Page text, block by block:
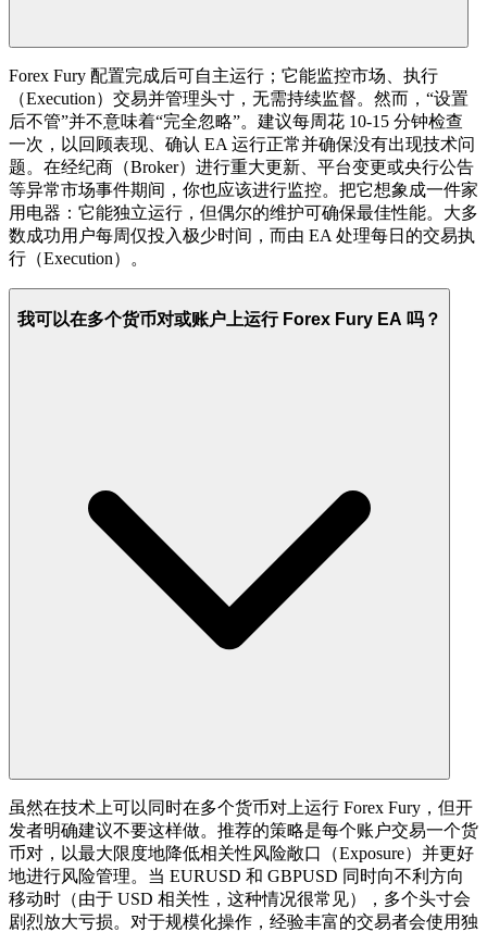
Forex Fury 配置完成后可自主运行；它能监控市场、执行
（Execution）交易并管理头寸，无需持续监督。然而，“设置
后不管”并不意味着“完全忽略”。建议每周花 10-15 分钟检查
一次，以回顾表现、确认 EA 运行正常并确保没有出现技术问
题。在经纪商（Broker）进行重大更新、平台变更或央行公告
等异常市场事件期间，你也应该进行监控。把它想象成一件家
用电器：它能独立运行，但偶尔的维护可确保最佳性能。大多
数成功用户每周仅投入极少时间，而由 EA 处理每日的交易执
行（Execution）。
我可以在多个货币对或账户上运行 Forex Fury EA 吗？
虽然在技术上可以同时在多个货币对上运行 Forex Fury，但开
发者明确建议不要这样做。推荐的策略是每个账户交易一个货
币对，以最大限度地降低相关性风险敞口（Exposure）并更好
地进行风险管理。当 EURUSD 和 GBPUSD 同时向不利方向
移动时（由于 USD 相关性，这种情况很常见），多个头寸会
剧烈放大亏损。对于规模化操作，经验丰富的交易者会使用独